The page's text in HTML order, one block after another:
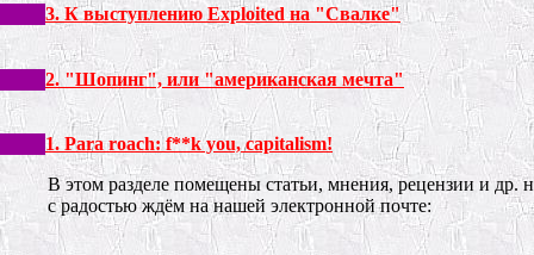
3. К выступлению Exploited на "Свалке"
2. "Шопинг", или "американская мечта"
1. Para roach: f**k you, capitalism!
В этом разделе помещены статьи, мнения, рецензии и
с радостью ждём на нашей электронной почте: